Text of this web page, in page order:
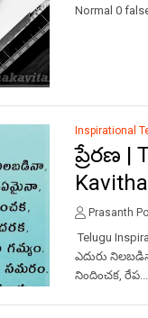
Normal 0
Inspirational
ప్రేరణ |
Prasanth
Telugu
ఎదురు
నిందించక, రేప...